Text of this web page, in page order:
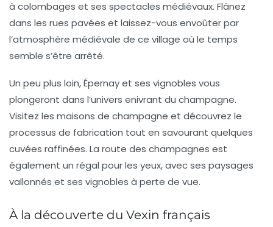
à colombages et ses spectacles médiévaux. Flânez
dans les rues pavées et laissez-vous envoûter par
l’atmosphère médiévale de ce village où le temps
semble s’être arrêté.
Un peu plus loin, Épernay et ses vignobles vous
plongeront dans l’univers enivrant du champagne.
Visitez les maisons de champagne et découvrez le
processus de fabrication tout en savourant quelques
cuvées raffinées. La route des champagnes est
également un régal pour les yeux, avec ses paysages
vallonnés et ses vignobles à perte de vue.
À la découverte du Vexin français